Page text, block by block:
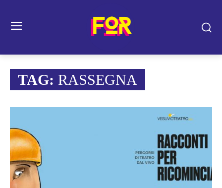
TAG: RASSEGNA